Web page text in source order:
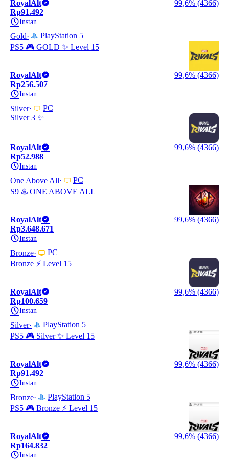
RoyalAlt
99,6% (4366)
Rp91.492
Instan
Gold
PlayStation 5
PS5 🎮 GOLD ✨ Level 15
RoyalAlt
99,6% (4366)
Rp256.507
Instan
Silver
PC
Silver 3 ✨
RoyalAlt
99,6% (4366)
Rp52.988
Instan
One Above All
PC
S9 ♨️ ONE ABOVE ALL
RoyalAlt
99,6% (4366)
Rp3.648.671
Instan
Bronze
PC
Bronze ⚡ Level 15
RoyalAlt
99,6% (4366)
Rp100.659
Instan
Silver
PlayStation 5
PS5 🎮 Silver ✨ Level 15
RoyalAlt
99,6% (4366)
Rp91.492
Instan
Bronze
PlayStation 5
PS5 🎮 Bronze ⚡ Level 15
RoyalAlt
99,6% (4366)
Rp164.832
Instan